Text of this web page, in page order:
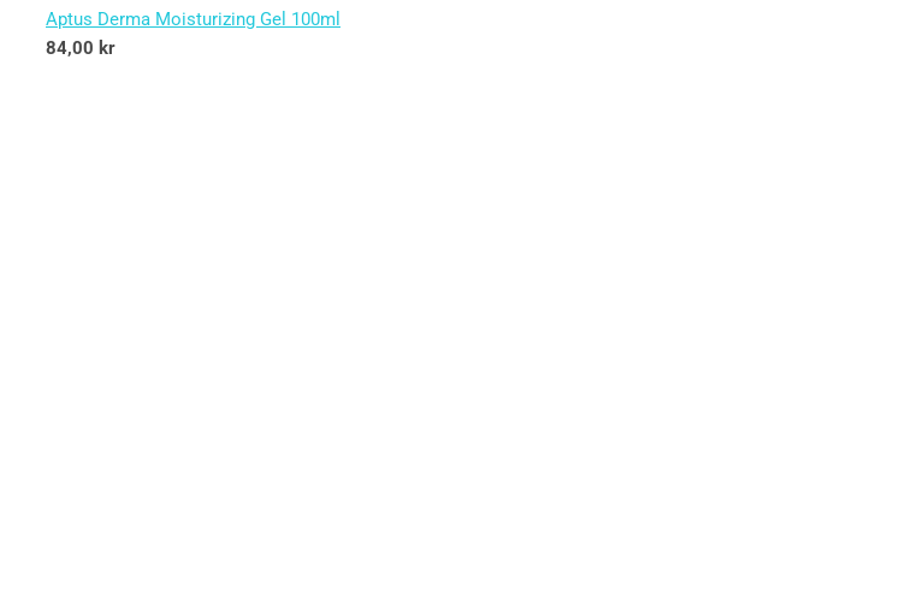
Aptus Derma Moisturizing Gel 100ml
84,00 kr